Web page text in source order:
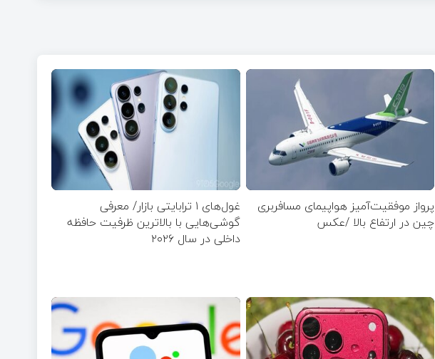
پرواز موفقیت‌آمیز هواپیمای مسافربری
چین در ارتفاع بالا /عکس
غول‌های ۱ ترابایتی بازار/ معرفی
گوشی‌هایی با بالاترین ظرفیت حافظه
داخلی در سال ۲۰۲۶